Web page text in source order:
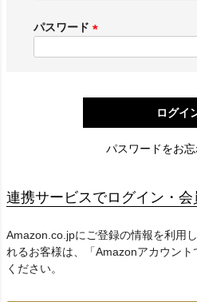
)
パスワード
)
ログイ
パスワードをお
連携サービスでログイン・会
Amazon.co.jpにご登録の情報を利用
れるお客様は、「Amazonアカウン
ください。